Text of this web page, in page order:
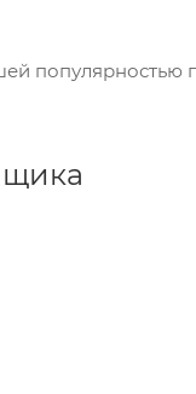
популярностью